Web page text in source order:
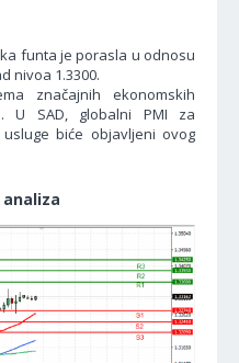
funta je porasla u odnosu
nivoa 1.3300.
značajnih ekonomskih
U SAD, globalni PMI za
biće objavljeni ovog